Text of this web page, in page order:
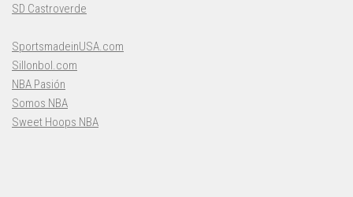
SD Castroverde
SportsmadeinUSA.com
Sillonbol.com
NBA Pasión
Somos NBA
Sweet Hoops NBA